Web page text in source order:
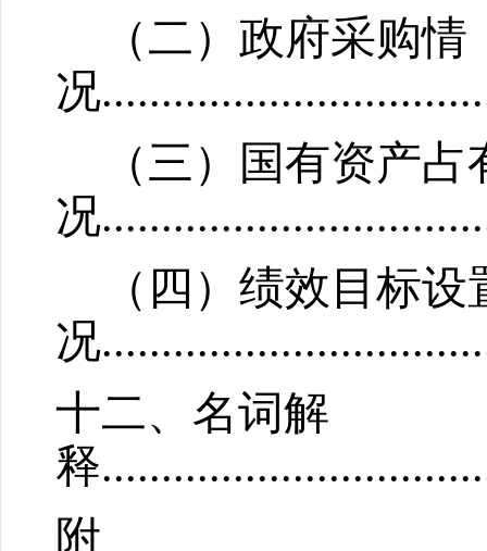
（二）政府采购情
况
（三）国有资产
况
（四）绩效目标设
况.........................
十二、名词解
释
附